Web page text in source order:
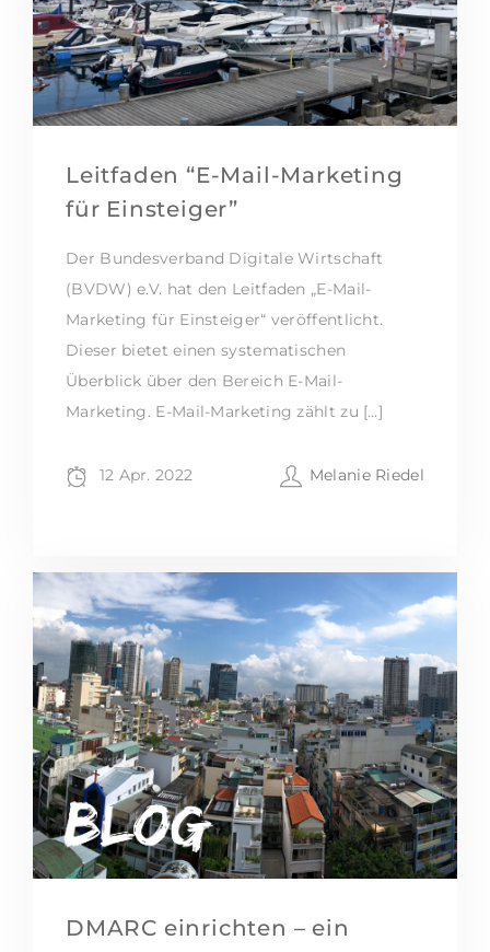
Leitfaden “E-Mail-Marketing
für Einsteiger”
Der Bundesverband Digitale Wirtschaft
(BVDW) e.V. hat den Leitfaden „E-Mail-
Marketing für Einsteiger“ veröffentlicht.
Dieser bietet einen systematischen
Überblick über den Bereich E-Mail-
Marketing. E-Mail-Marketing zählt zu […]
12 Apr. 2022 Melanie Riedel
DMARC einrichten – ein